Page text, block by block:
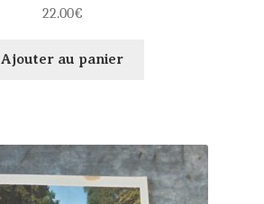
22.00€
Ajouter au panier